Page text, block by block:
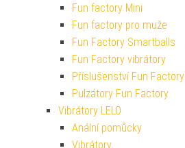
Fun factory Mini
Fun factory pro muže
Fun Factory Smartballs
Fun Factory vibrátory
Příslušenství Fun Factory
Pulzátory Fun Factory
Vibrátory LELO
Anální pomůcky
Vibrátory